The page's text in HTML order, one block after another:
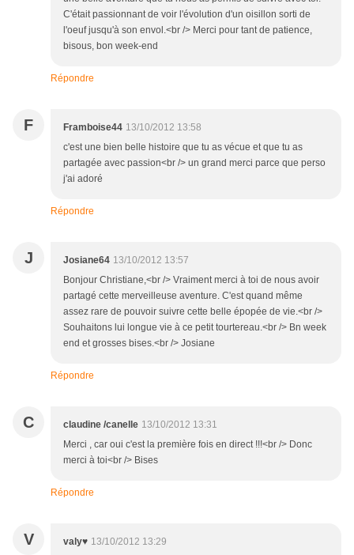
C'était passionnant de voir l'évolution d'un oisillon sorti de
l'oeuf jusqu'à son envol.<br /> Merci pour tant de patience,
bisous, bon week-end
Répondre
F Framboise44 13/10/2012 13:58
c'est une bien belle histoire que tu as vécue et que tu as
partagée avec passion<br /> un grand merci parce que perso
j'ai adoré
Répondre
J Josiane64 13/10/2012 13:57
Bonjour Christiane,<br /> Vraiment merci à toi de nous avoir
partagé cette merveilleuse aventure. C'est quand même
assez rare de pouvoir suivre cette belle épopée de vie.<br />
Souhaitons lui longue vie à ce petit tourtereau.<br /> Bn week
end et grosses bises.<br /> Josiane
Répondre
C claudine /canelle 13/10/2012 13:31
Merci , car oui c'est la première fois en direct !!!<br /> Donc
merci à toi<br /> Bises
Répondre
V valy♥ 13/10/2012 13:29